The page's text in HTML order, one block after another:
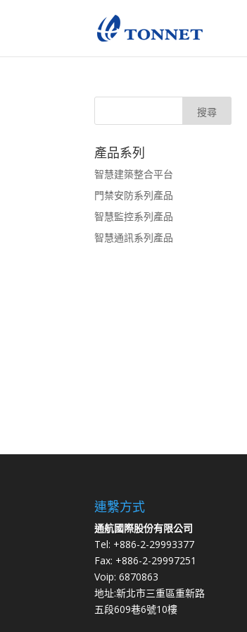
產品系列
智慧建築整合平台
門禁安防系列產品
智慧監控系列產品
智慧通訊系列產品
連繫方式
通航國際股份有限公司
Tel: +886-2-29993377
Fax: +886-2-29997251
Voip: 6870863
地址:新北市三重區重新路
五段609巷6號10樓